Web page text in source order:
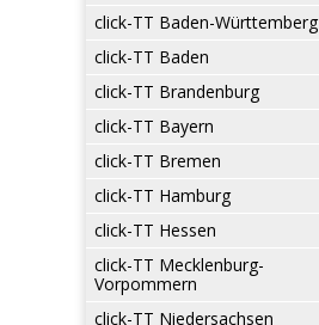
click-TT Baden-Württemberg
click-TT Baden
click-TT Brandenburg
click-TT Bayern
click-TT Bremen
click-TT Hamburg
click-TT Hessen
click-TT Mecklenburg-
Vorpommern
click-TT Niedersachsen